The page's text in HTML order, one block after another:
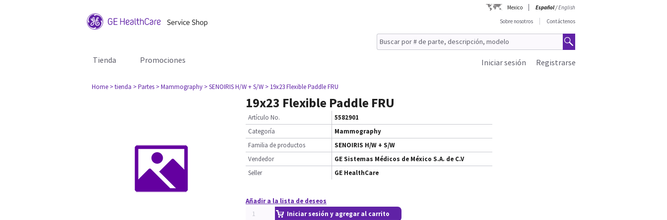
Mexico Español/English
Sobre nosotros
Contáctenos
Tienda Promociones Registrarse
Iniciar sesión
Home > tienda > Partes > Mammography > SENOIRIS H/W + S/W > 19x23 Flexible Paddle FRU
19x23 Flexible Paddle FRU
Artículo No.
5582901
Categoría
Mammography
Familia de productos
SENOIRIS H/W + S/W
Vendedor
GE Sistemas Médicos de México S.A. de C.V
Seller
GE HealthCare
Añadir a la lista de deseos
Iniciar sesión y agregar al carrito